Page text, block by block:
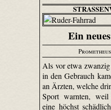
Ein
Prometheus
Als vor etwa
in den Gebrauch
an Ärzten, welche
Sport warnten,
eine höchst